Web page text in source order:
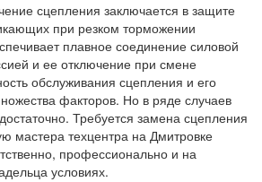
сцепления заключается в защите
при резком торможении
плавное соединение силовой
и ее отключение при смене
обслуживания сцепления и его
факторов. Но в ряде случаев
Требуется замена сцепления
мастера техцентра на Дмитровке
профессионально и на
условиях.